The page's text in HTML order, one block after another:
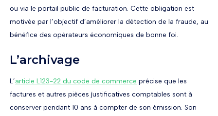
ou via le portail public de facturation. Cette obligation est
motivée par l’objectif d’améliorer la détection de la fraude, au
bénéfice des opérateurs économiques de bonne foi.
L’archivage
L’article L123-22 du code de commerce précise que les
factures et autres pièces justificatives comptables sont à
conserver pendant 10 ans à compter de son émission. Son